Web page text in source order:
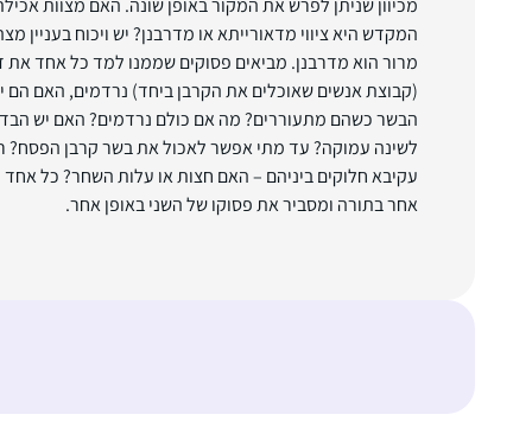
מכיוון שניתן לפרש את המקור באופן שונה. האם מצוות
המקדש היא ציווי מדאורייתא או מדרבנן? יש ויכוח בעניין
מרור הוא מדרבנן. מביאים פסוקים שממנו למד כל אחד
(קבוצת אנשים שאוכלים את הקרבן ביחד) נרדמים, האם הם
הבשר כשהם מתעוררים? מה אם כולם נרדמים? האם יש
לשינה עמוקה? עד מתי אפשר לאכול את בשר קרבן הפסח?
עקיבא חלוקים ביניהם – האם חצות או עלות השחר? כל
אחר בתורה ומסביר את פסוקו של השני באופן אחר.